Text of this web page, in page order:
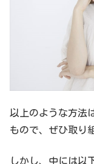
以上のような方法
もので、ぜひ取り
しかし、中には以